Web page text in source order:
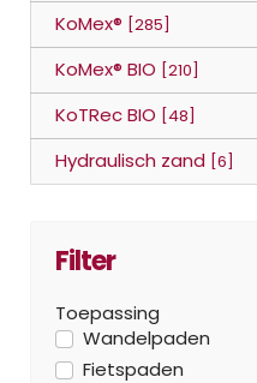
KoMex® [285]
KoMex® BIO [210]
KoTRec BIO [48]
Hydraulisch zand [6]
Filter
Toepassing
Wandelpaden
Fietspaden